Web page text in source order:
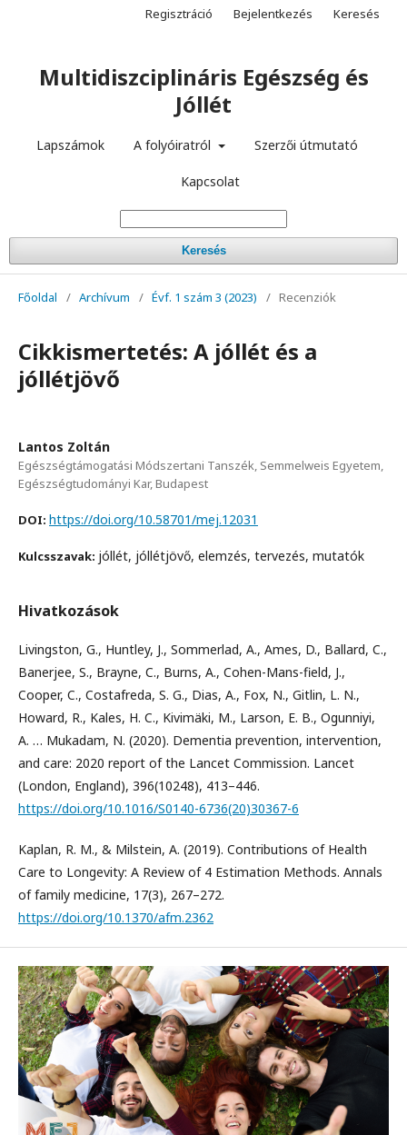
Multidiszciplináris Egészség és
Jóllét
Lapszámok A folyóiratról Szerzői útmutató
Kapcsolat
Keresés
Regisztráció Bejelentkezés Keresés
Főoldal / Archívum / Évf. 1 szám 3 (2023) / Recenziók
Cikkismertetés: A jóllét és a
jóllétjövő
Lantos Zoltán
Egészségtámogatási Módszertani Tanszék, Semmelweis Egyetem,
Egészségtudományi Kar, Budapest
DOI: https://doi.org/10.58701/mej.12031
Kulcsszavak: jóllét, jóllétjövő, elemzés, tervezés, mutatók
Hivatkozások
Livingston, G., Huntley, J., Sommerlad, A., Ames, D., Ballard, C.,
Banerjee, S., Brayne, C., Burns, A., Cohen-Mans-field, J.,
Cooper, C., Costafreda, S. G., Dias, A., Fox, N., Gitlin, L. N.,
Howard, R., Kales, H. C., Kivimäki, M., Larson, E. B., Ogunniyi,
A. … Mukadam, N. (2020). Dementia prevention, intervention,
and care: 2020 report of the Lancet Commission. Lancet
(London, England), 396(10248), 413–446.
https://doi.org/10.1016/S0140-6736(20)30367-6
Kaplan, R. M., & Milstein, A. (2019). Contributions of Health
Care to Longevity: A Review of 4 Estimation Methods. Annals
of family medicine, 17(3), 267–272.
https://doi.org/10.1370/afm.2362